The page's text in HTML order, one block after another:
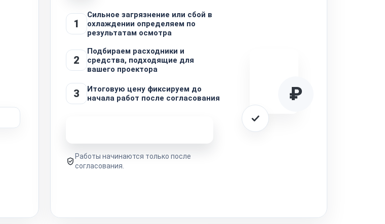
1
Сильное загрязнение или сбой в
охлаждении определяем по
результатам осмотра
2
Подбираем расходники и
средства, подходящие для
вашего проектора
3
Итоговую цену фиксируем до
начала работ после согласования
Работы начинаются только после
согласования.
₽